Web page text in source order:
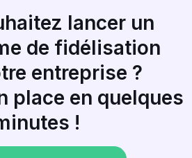
lancer un
de fidélisation
entreprise ?
place en quelques
!